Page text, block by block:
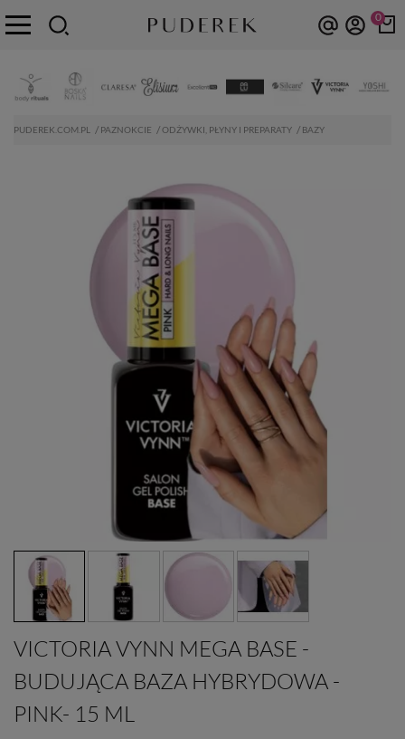
0
PUDEREK.COM.PL PAZNOKCIE ODŻYWKI, PŁYNY I PREPARATY BAZY
VICTORIA VYNN MEGA BASE -
BUDUJĄCA BAZA HYBRYDOWA -
PINK- 15 ML